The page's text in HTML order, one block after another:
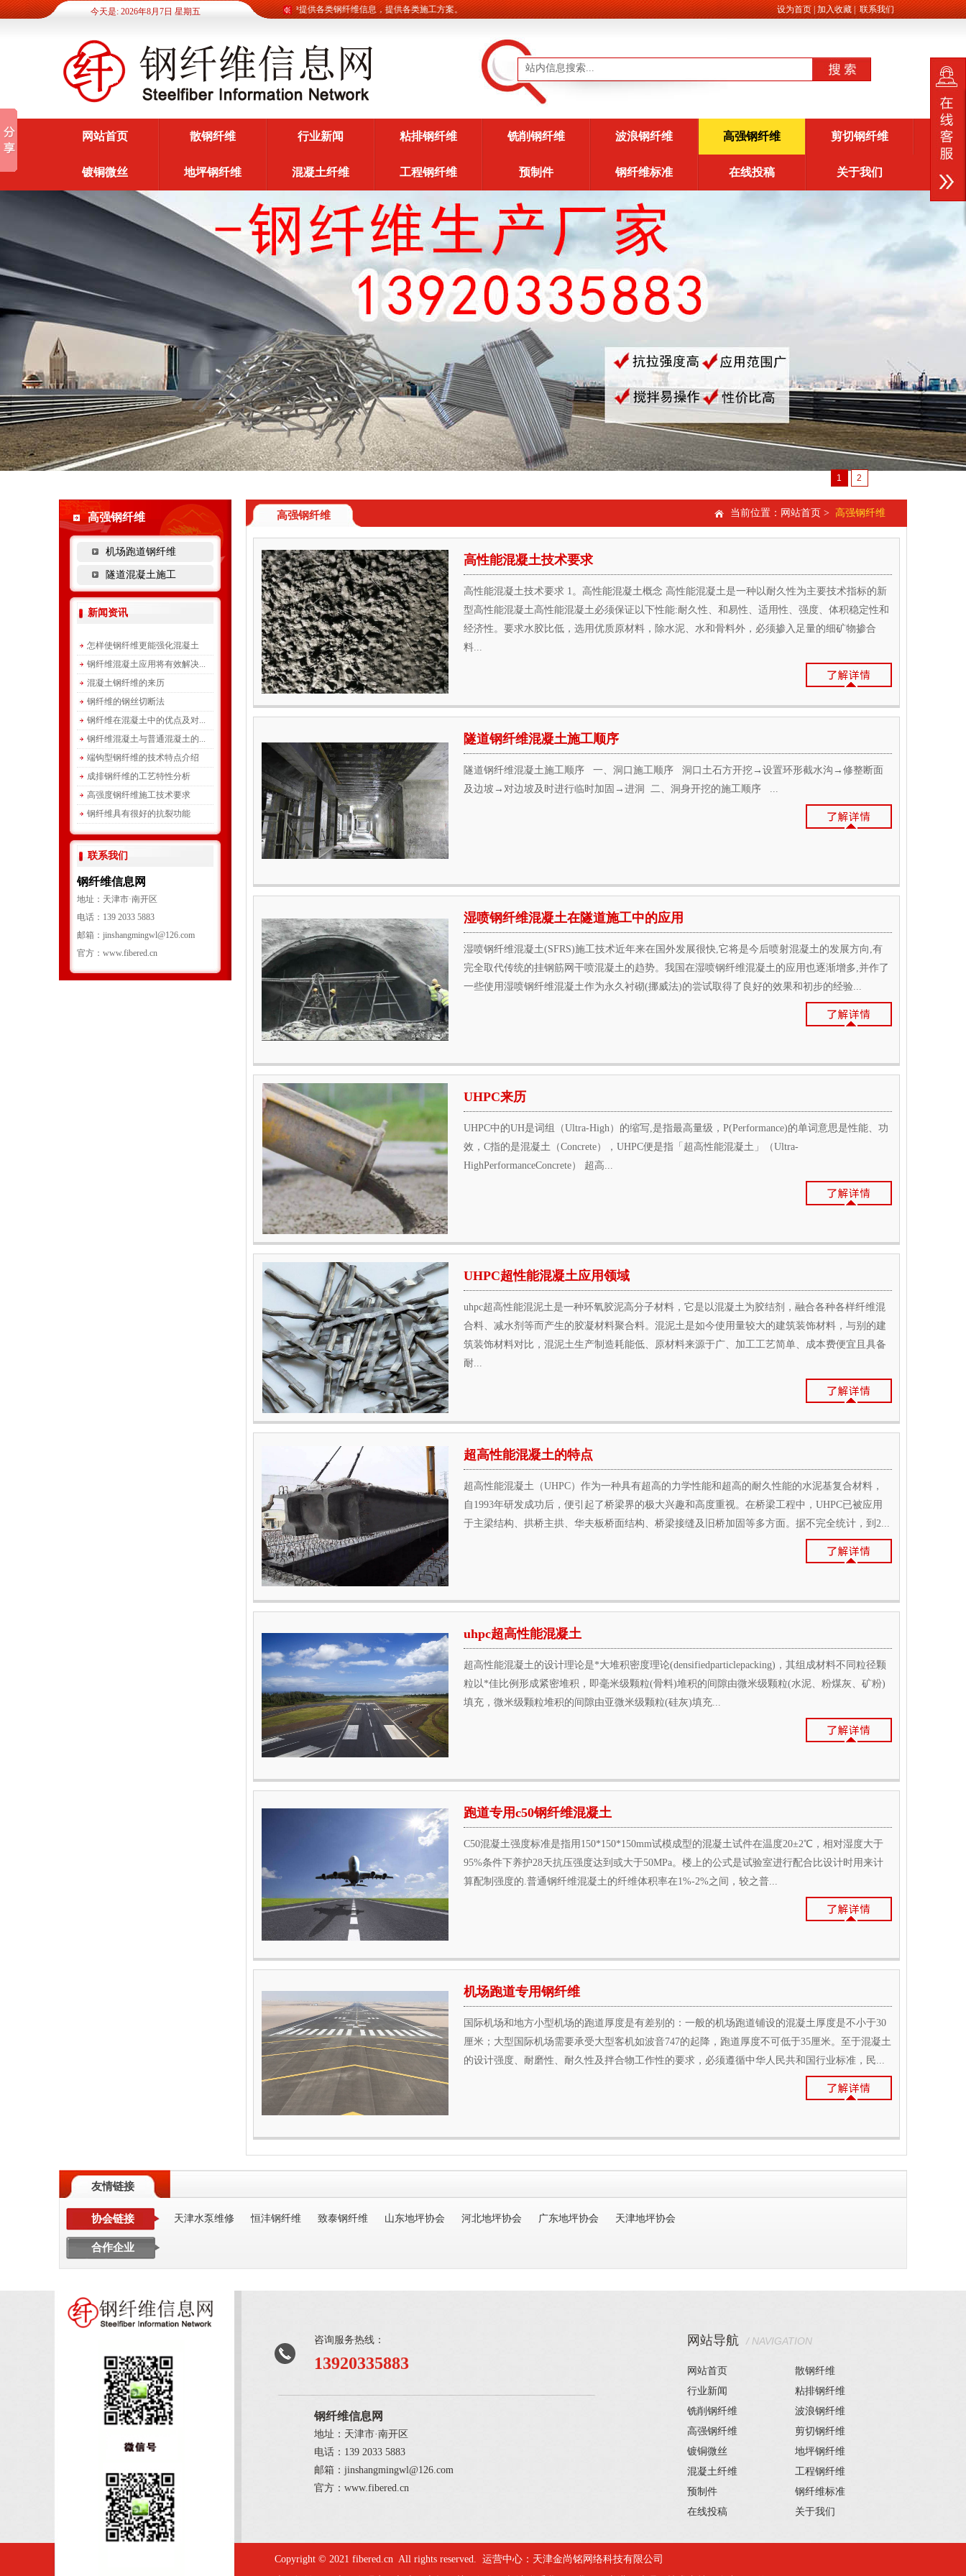
今天是: 2026年8月7日 星期五 设为首页|加入收藏|联系我们
钢纤维信息网为广大客户提供各类钢纤维信息，提供各类施工方案。
网站首页 散钢纤维 行业新闻 粘排钢纤维 铣削钢纤维 波浪钢纤维 高强钢纤维 剪切钢纤维
镀铜微丝 地坪钢纤维 混凝土纤维 工程钢纤维 预制件 钢纤维标准 在线投稿 关于我们
1 2
高强钢纤维
机场跑道钢纤维
隧道混凝土施工
新闻资讯
怎样使钢纤维更能强化混凝土
钢纤维混凝土应用将有效解决...
混凝土钢纤维的来历
钢纤维的钢丝切断法
钢纤维在混凝土中的优点及对...
钢纤维混凝土与普通混凝土的...
端钩型钢纤维的技术特点介绍
成排钢纤维的工艺特性分析
高强度钢纤维施工技术要求
钢纤维具有很好的抗裂功能
联系我们
钢纤维信息网
地址：天津市·南开区
电话：139 2033 5883
邮箱：jinshangmingwl@126.com
官方：www.fibered.cn
高强钢纤维 当前位置： 网站首页 > 高强钢纤维
高性能混凝土技术要求
高性能混凝土技术要求 1。高性能混凝土概念 高性能混凝土是一种以耐久性为主要技术指标的新
型高性能混凝土高性能混凝土必须保证以下性能:耐久性、和易性、适用性、强度、体积稳定性和
经济性。要求水胶比低，选用优质原材料，除水泥、水和骨料外，必须掺入足量的细矿物掺合
料...
隧道钢纤维混凝土施工顺序
隧道钢纤维混凝土施工顺序 一、洞口施工顺序 洞口土石方开挖→设置环形截水沟→修整断面
及边坡→对边坡及时进行临时加固→进洞 二、洞身开挖的施工顺序 ...
湿喷钢纤维混凝土在隧道施工中的应用
湿喷钢纤维混凝土(SFRS)施工技术近年来在国外发展很快,它将是今后喷射混凝土的发展方向,有
完全取代传统的挂钢筋网干喷混凝土的趋势。我国在湿喷钢纤维混凝土的应用也逐渐增多,并作了
一些使用湿喷钢纤维混凝土作为永久衬砌(挪威法)的尝试取得了良好的效果和初步的经验...
UHPC来历
UHPC中的UH是词组（Ultra-High）的缩写,是指最高量级，P(Performance)的单词意思是性能、功
效，C指的是混凝土（Concrete），UHPC便是指「超高性能混凝土」（Ultra-
HighPerformanceConcrete） 超高...
UHPC超性能混凝土应用领域
uhpc超高性能混泥土是一种环氧胶泥高分子材料，它是以混凝土为胶结剂，融合各种各样纤维混
合料、减水剂等而产生的胶凝材料聚合料。混泥土是如今使用量较大的建筑装饰材料，与别的建
筑装饰材料对比，混泥土生产制造耗能低、原材料来源于广、加工工艺简单、成本费便宜且具备
耐...
超高性能混凝土的特点
超高性能混凝土（UHPC）作为一种具有超高的力学性能和超高的耐久性能的水泥基复合材料，
自1993年研发成功后，便引起了桥梁界的极大兴趣和高度重视。在桥梁工程中，UHPC已被应用
于主梁结构、拱桥主拱、华夫板桥面结构、桥梁接缝及旧桥加固等多方面。据不完全统计，到2...
uhpc超高性能混凝土
超高性能混凝土的设计理论是*大堆积密度理论(densifiedparticlepacking)，其组成材料不同粒径颗
粒以*佳比例形成紧密堆积，即毫米级颗粒(骨料)堆积的间隙由微米级颗粒(水泥、粉煤灰、矿粉)
填充，微米级颗粒堆积的间隙由亚微米级颗粒(硅灰)填充...
跑道专用c50钢纤维混凝土
C50混凝土强度标准是指用150*150*150mm试模成型的混凝土试件在温度20±2℃，相对湿度大于
95%条件下养护28天抗压强度达到或大于50MPa。楼上的公式是试验室进行配合比设计时用来计
算配制强度的.普通钢纤维混凝土的纤维体积率在1%-2%之间，较之普...
机场跑道专用钢纤维
国际机场和地方小型机场的跑道厚度是有差别的：一般的机场跑道铺设的混凝土厚度是不小于30
厘米；大型国际机场需要承受大型客机如波音747的起降，跑道厚度不可低于35厘米。至于混凝土
的设计强度、耐磨性、耐久性及拌合物工作性的要求，必须遵循中华人民共和国行业标准，民...
友情链接
协会链接
合作企业
天津水泵维修 恒沣钢纤维 致泰钢纤维 山东地坪协会 河北地坪协会 广东地坪协会 天津地坪协会
咨询服务热线：
13920335883
钢纤维信息网
地址：天津市·南开区
电话：139 2033 5883
邮箱：jinshangmingwl@126.com
官方：www.fibered.cn
网站导航 / NAVIGATION
网站首页
散钢纤维
行业新闻
粘排钢纤维
铣削钢纤维
波浪钢纤维
高强钢纤维
剪切钢纤维
镀铜微丝
地坪钢纤维
混凝土纤维
工程钢纤维
预制件
钢纤维标准
在线投稿
关于我们
Copyright © 2021 fibered.cn All rights reserved. 运营中心： 天津金尚铭网络科技有限公司